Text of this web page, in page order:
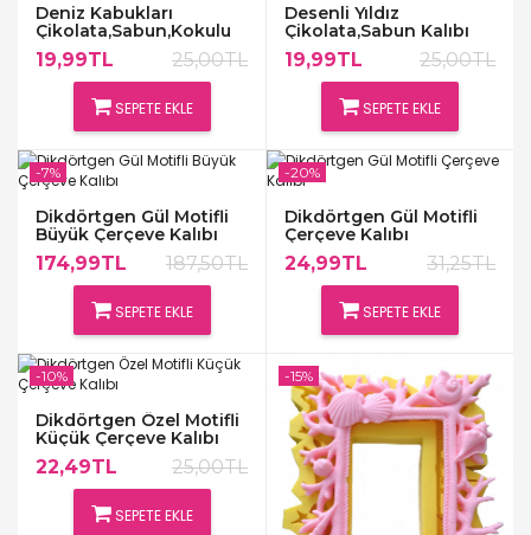
Deniz Kabukları
Çikolata,Sabun,Kokulu
Taş Kalıbı-1
19,99TL 25,00TL
SEPETE EKLE
Desenli Yıldız
Çikolata,Sabun Kalıbı
19,99TL 25,00TL
SEPETE EKLE
Dikdörtgen Gül Motifli
Büyük Çerçeve Kalıbı
174,99TL 187,50TL
SEPETE EKLE
-7%
Dikdörtgen Gül Motifli
Çerçeve Kalıbı
24,99TL 31,25TL
SEPETE EKLE
-20%
Dikdörtgen Özel Motifli
Küçük Çerçeve Kalıbı
22,49TL 25,00TL
SEPETE EKLE
-10% -15%